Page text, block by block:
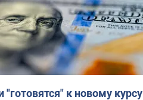
"готовятся" к новому курсу